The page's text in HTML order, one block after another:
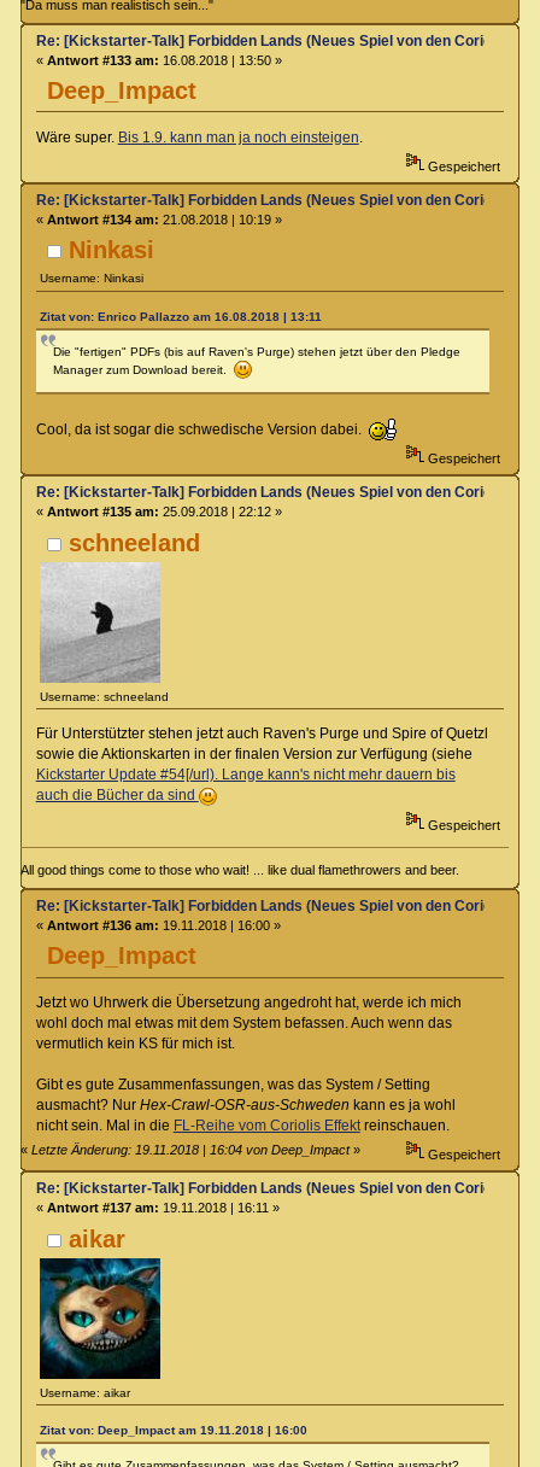
"Da muss man realistisch sein..."
Deep_Impact
Re: [Kickstarter-Talk] Forbidden Lands (Neues Spiel von den Coriolis-
« Antwort #133 am: 16.08.2018 | 13:50 »
Wäre super. Bis 1.9. kann man ja noch einsteigen
Gespeichert
Ninkasi
Username: Ninkasi
Re: [Kickstarter-Talk] Forbidden Lands (Neues Spiel von den Coriolis-
« Antwort #134 am: 21.08.2018 | 10:19 »
Zitat von: Enrico Pallazzo am 16.08.2018 | 13:11
Die "fertigen" PDFs (bis auf Raven's Purge) stehen jetzt über den Pledge
Manager zum Download bereit.
Cool, da ist sogar die schwedische Version dabei.
Gespeichert
schneeland
Username: schneeland
Re: [Kickstarter-Talk] Forbidden Lands (Neues Spiel von den Coriolis-
« Antwort #135 am: 25.09.2018 | 22:12 »
Für Unterstützter stehen jetzt auch Raven's Purge und Spire of Quetzl
sowie die Aktionskarten in der finalen Version zur Verfügung (siehe
Kickstarter Update #54[/url). Lange kann's nicht mehr dauern bis
auch die Bücher da sind
Gespeichert
All good things come to those who wait! ... like dual flamethrowers and beer.
Deep_Impact
Re: [Kickstarter-Talk] Forbidden Lands (Neues Spiel von den Coriolis-
« Antwort #136 am: 19.11.2018 | 16:00 »
Jetzt wo Uhrwerk die Übersetzung angedroht hat, werde ich mich
wohl doch mal etwas mit dem System befassen. Auch wenn das
vermutlich kein KS für mich ist.
Gibt es gute Zusammenfassungen, was das System / Setting
ausmacht? Nur Hex-Crawl-OSR-aus-Schweden kann es ja wohl
nicht sein. Mal in die FL-Reihe vom Coriolis Effektreinschauen.
«Letzte Änderung: 19.11.2018 | 16:04 von Deep_Impact» Gespeichert
aikar
Username: aikar
Re: [Kickstarter-Talk] Forbidden Lands (Neues Spiel von den Coriolis-
« Antwort #137 am: 19.11.2018 | 16:11 »
Zitat von: Deep_Impact am 19.11.2018 | 16:00